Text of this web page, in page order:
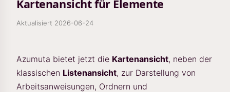
Kartenansicht für Elemente
Aktualisiert 2026-06-24
Azumuta bietet jetzt die Kartenansicht, neben der
klassischen Listenansicht, zur Darstellung von
Arbeitsanweisungen, Ordnern und